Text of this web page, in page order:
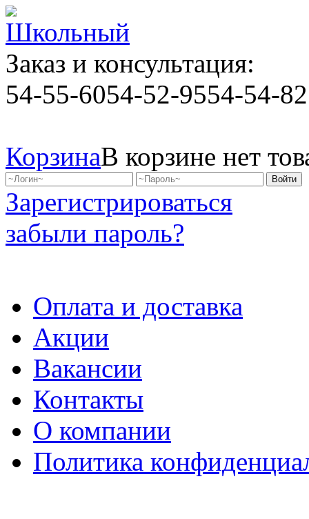
Заказ и консультация:
54-55-6054-52-9554-54-82
КорзинаВ корзине нет
Зарегистрироваться
забыли пароль?
Оплата и доставка
Акции
Вакансии
Контакты
О компании
Политика